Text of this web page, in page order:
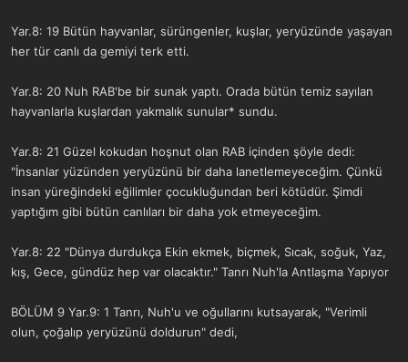
Yar.8: 19 Bütün hayvanlar, sürüngenler, kuşlar, yeryüzünde yaşayan
her tür canlı da gemiyi terk etti.
Yar.8: 20 Nuh RAB'be bir sunak yaptı. Orada bütün temiz sayılan
hayvanlarla kuşlardan yakmalık sunular* sundu.
Yar.8: 21 Güzel kokudan hoşnut olan RAB içinden şöyle dedi:
"İnsanlar yüzünden yeryüzünü bir daha lanetlemeyeceğim. Çünkü
insan yüreğindeki eğilimler çocukluğundan beri kötüdür. Şimdi
yaptığım gibi bütün canlıları bir daha yok etmeyeceğim.
Yar.8: 22 "Dünya durdukça Ekin ekmek, biçmek, Sıcak, soğuk, Yaz,
kış, Gece, gündüz hep var olacaktır." Tanrı Nuh'la Antlaşma Yapıyor
BÖLÜM 9 Yar.9: 1 Tanrı, Nuh'u ve oğullarını kutsayarak, "Verimli
olun, çoğalıp yeryüzünü doldurun" dedi,